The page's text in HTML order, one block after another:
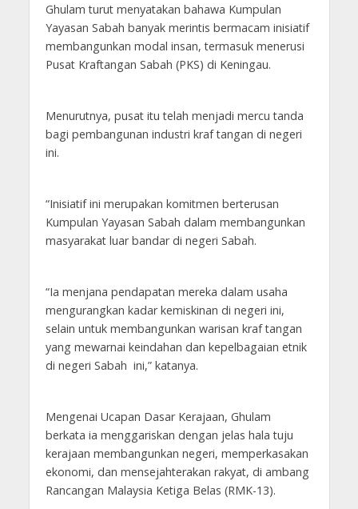
Ghulam turut menyatakan bahawa Kumpulan
Yayasan Sabah banyak merintis bermacam inisiatif
membangunkan modal insan, termasuk menerusi
Pusat Kraftangan Sabah (PKS) di Keningau.
Menurutnya, pusat itu telah menjadi mercu tanda
bagi pembangunan industri kraf tangan di negeri
ini.
“Inisiatif ini merupakan komitmen berterusan
Kumpulan Yayasan Sabah dalam membangunkan
masyarakat luar bandar di negeri Sabah.
“Ia menjana pendapatan mereka dalam usaha
mengurangkan kadar kemiskinan di negeri ini,
selain untuk membangunkan warisan kraf tangan
yang mewarnai keindahan dan kepelbagaian etnik
di negeri Sabah ini,” katanya.
Mengenai Ucapan Dasar Kerajaan, Ghulam
berkata ia menggariskan dengan jelas hala tuju
kerajaan membangunkan negeri, memperkasakan
ekonomi, dan mensejahterakan rakyat, di ambang
Rancangan Malaysia Ketiga Belas (RMK-13).